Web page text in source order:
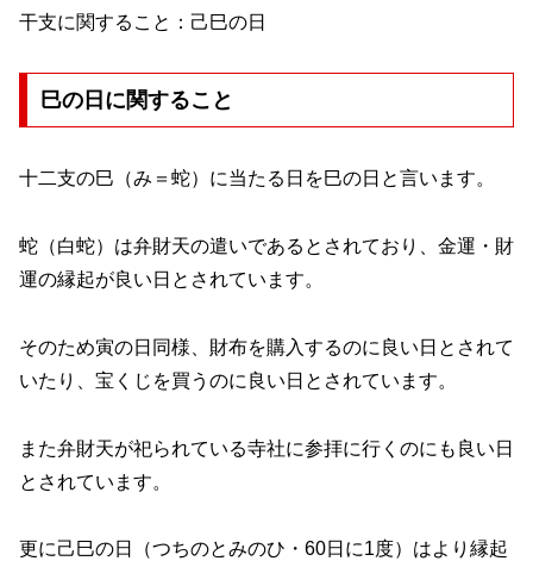
干支に関すること：己巳の日
巳の日に関すること
十二支の巳（み＝蛇）に当たる日を巳の日と言います。
蛇（白蛇）は弁財天の遣いであるとされており、金運・財
運の縁起が良い日とされています。
そのため寅の日同様、財布を購入するのに良い日とされて
いたり、宝くじを買うのに良い日とされています。
また弁財天が祀られている寺社に参拝に行くのにも良い日
とされています。
更に己巳の日（つちのとみのひ・60日に1度）はより縁起